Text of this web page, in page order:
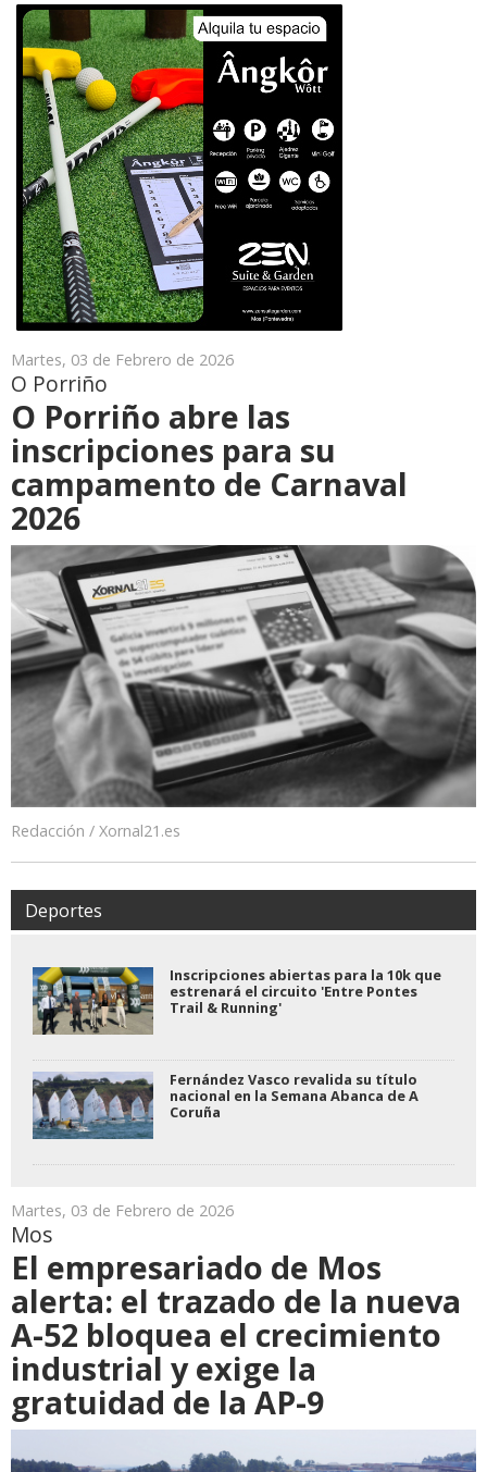
Martes, 03 de Febrero de 2026
O Porriño
O Porriño abre las
inscripciones para su
campamento de Carnaval
2026
Redacción / Xornal21.es
Deportes
Inscripciones abiertas para la 10k que
estrenará el circuito 'Entre Pontes
Trail & Running'
Fernández Vasco revalida su título
nacional en la Semana Abanca de A
Coruña
Martes, 03 de Febrero de 2026
Mos
El empresariado de Mos
alerta: el trazado de la nueva
A-52 bloquea el crecimiento
industrial y exige la
gratuidad de la AP-9